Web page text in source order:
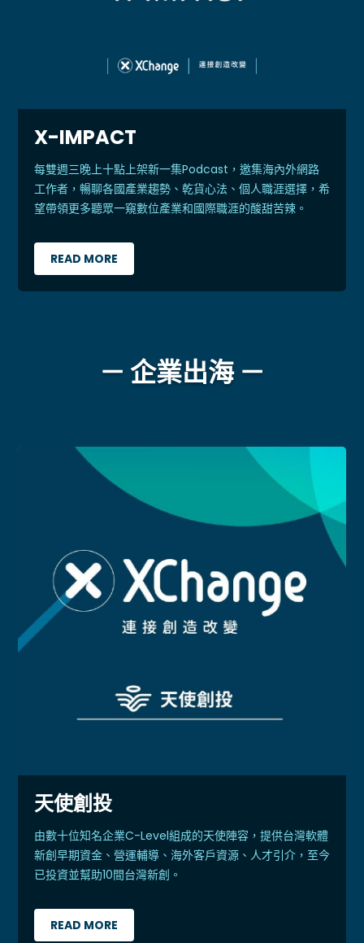
X-IMPACT
每雙週三晚上十點上架新一集Podcast，邀集海內外網路
工作者，暢聊各國產業趨勢、乾貨心法、個人職涯選擇，希
望帶領更多聽眾一窺數位產業和國際職涯的酸甜苦辣。
READ MORE
－ 企業出海 －
天使創投
由數十位知名企業C-Level組成的天使陣容，提供台灣軟體
新創早期資金、營運輔導、海外客戶資源、人才引介，至今
已投資並幫助10間台灣新創。
READ MORE